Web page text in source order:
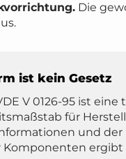
Die
ist kein Gesetz
V 0126-95 ist
für
und der
Komponenten